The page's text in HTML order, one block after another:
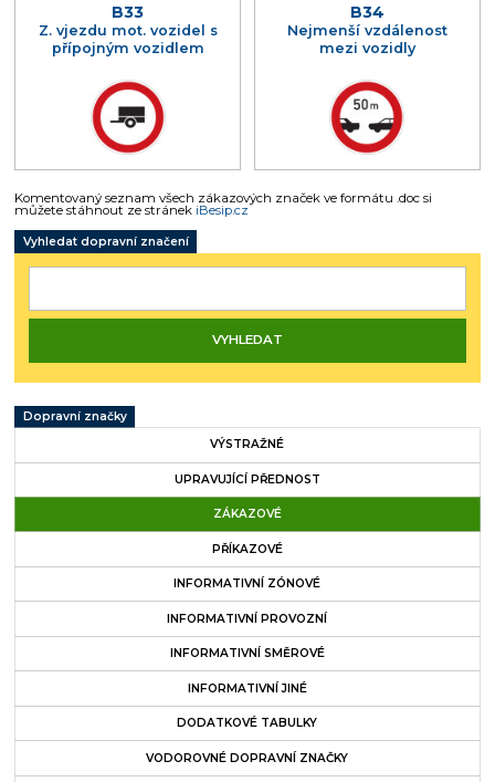
B33
Z. vjezdu mot. vozidel s
přípojným vozidlem
B34
Nejmenší vzdálenost
mezi vozidly
Komentovaný seznam všech zákazových značek ve formátu .doc si
můžete stáhnout ze stránek iBesip.cz
Vyhledat dopravní značení
Dopravní značky
VÝSTRAŽNÉ
UPRAVUJÍCÍ PŘEDNOST
ZÁKAZOVÉ
PŘÍKAZOVÉ
INFORMATIVNÍ ZÓNOVÉ
INFORMATIVNÍ PROVOZNÍ
INFORMATIVNÍ SMĚROVÉ
INFORMATIVNÍ JINÉ
DODATKOVÉ TABULKY
VODOROVNÉ DOPRAVNÍ ZNAČKY